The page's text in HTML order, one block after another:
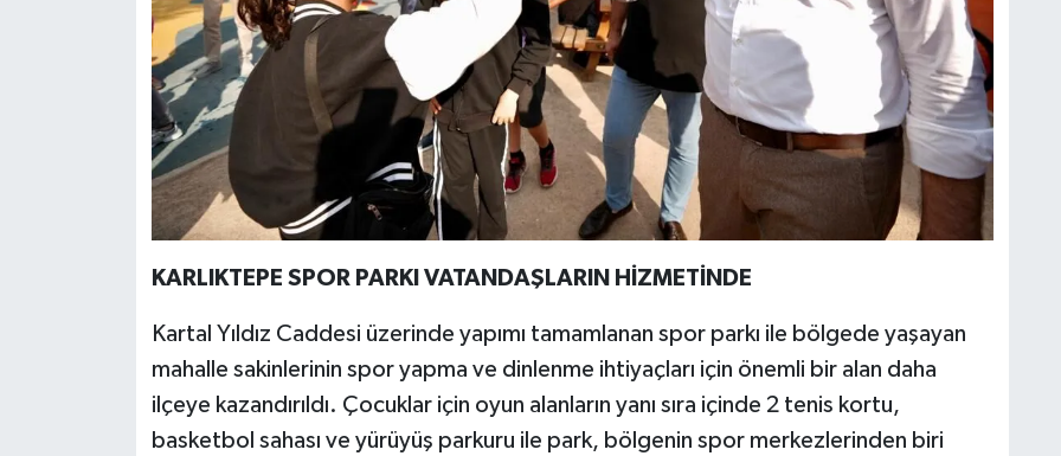
KARLIKTEPE SPOR PARKI VATANDAŞLARIN HİZMETİNDE
Kartal Yıldız Caddesi üzerinde yapımı tamamlanan spor parkı ile bölgede yaşayan
mahalle sakinlerinin spor yapma ve dinlenme ihtiyaçları için önemli bir alan daha
ilçeye kazandırıldı. Çocuklar için oyun alanların yanı sıra içinde 2 tenis kortu,
basketbol sahası ve yürüyüş parkuru ile park, bölgenin spor merkezlerinden biri